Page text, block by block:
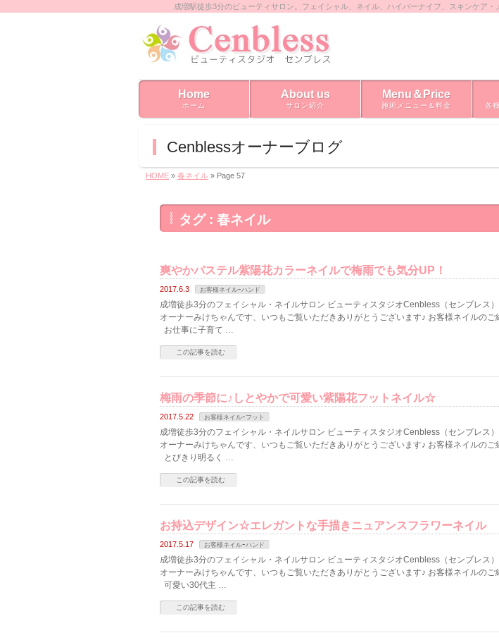
成増駅徒歩3分のビューティサロン。フェイシャル、ネイル、ハイパーナイフ、スキンケア
Home
ホーム
About us
サロン紹介
Menu＆Price
施術メニュー＆料金 各
Cenblessオーナーブログ
HOME » 春ネイル » Page 57
タグ : 春ネイル
爽やかパステル紫陽花カラーネイルで梅雨でも気分UP！
2017.6.3 お客様ネイルｰハンド
成増徒歩3分のフェイシャル・ネイルサロン ビューティスタジオCenbless（センブレス
オーナーみけちゃんです、いつもご覧いただきありがとうございます♪ お客様ネイルのご
お仕事に子育て …
この記事を読む
梅雨の季節に♪しとやかで可愛い紫陽花フットネイル☆
2017.5.22 お客様ネイルｰフット
成増徒歩3分のフェイシャル・ネイルサロン ビューティスタジオCenbless（センブレス
オーナーみけちゃんです、いつもご覧いただきありがとうございます♪ お客様ネイルのご
とびきり明るく …
この記事を読む
お持込デザイン☆エレガントな手描きニュアンスフラワーネイル
2017.5.17 お客様ネイルｰハンド
成増徒歩3分のフェイシャル・ネイルサロン ビューティスタジオCenbless（センブレス
オーナーみけちゃんです、いつもご覧いただきありがとうございます♪ お客様ネイルのご
可愛い30代主 …
この記事を読む